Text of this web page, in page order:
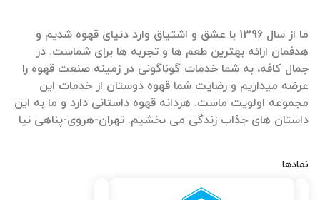
ما از سال 1396 با عشق و اشتیاق وارد دنیای قهوه شدیم و
هدفمان ارائه بهترین طعم ها و تجربه ها برای شماست. در
جمال کافه، به شما خدمات گوناگونی در زمینه صنعت قهوه را
عرضه میداریم و رضایت شما قهوه دوستان از خدمات این
مجموعه اولویت ماست. هردانه قهوه داستانی دارد و ما به این
داستان های جذاب زندگی می بخشیم. تهران-هروی-پناهی نیا
نمادها